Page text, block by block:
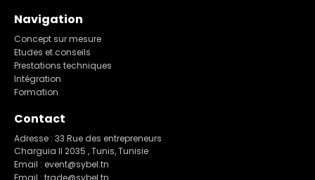
Navigation
Concept sur mesure
Etudes et conseils
Prestations techniques
Intégration
Formation
Contact
Adresse : 33 Rue des entrepreneurs
Charguia II 2035 , Tunis, Tunisie
Email : event@sybel.tn